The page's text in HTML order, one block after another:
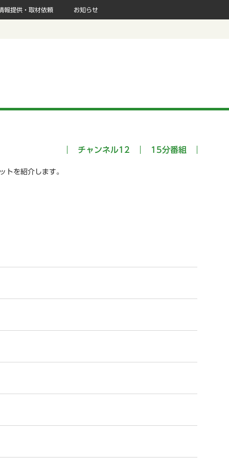
報提供・取材依頼 お知らせ
チャンネル12 15分番組
を紹介します。